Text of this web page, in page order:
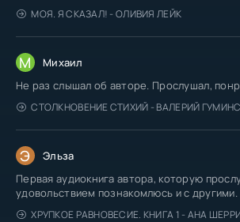
МОЯ. Я СКАЗАЛ! - ОЛИВИЯ ЛЕЙК
М Михаил
Не раз слышал об авторе. Прослушал,
СТОЛКНОВЕНИЕ СТИХИЙ - ВАЛЕРИЙ
Э Эльза
Первая аудиокнига автора, которую
удовольствием познакомлюсь и с другими.
ХРУПКОЕ РАВНОВЕСИЕ. КНИГА 1 - АНА